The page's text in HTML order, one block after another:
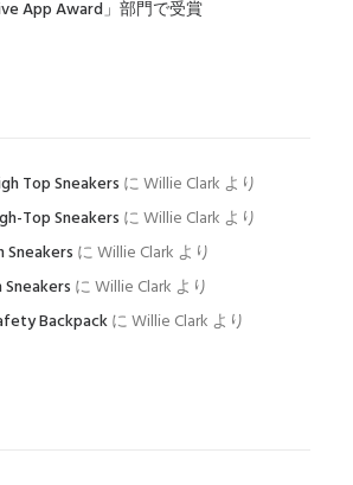
App Award」部門で受賞
Top Sneakers にWillie Clark より
Top Sneakers にWillie Clark より
Sneakers にWillie Clark より
にWillie Clark より
BackpackにWillie Clark より